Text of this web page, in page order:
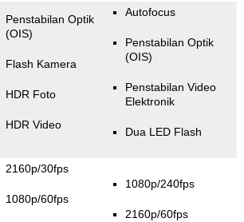
Penstabilan Optik
(OIS)
Flash Kamera
HDR Foto
HDR Video
Autofocus
Penstabilan Optik
(OIS)
Penstabilan Video
Elektronik
Dua LED Flash
2160p/30fps
1080p/60fps
1080p/240fps
2160p/60fps